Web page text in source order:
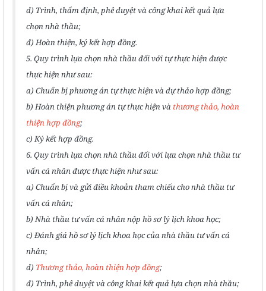
d) Trình, thẩm định, phê duyệt và công khai kết quả lựa
chọn nhà thầu;
đ) Hoàn thiện, ký kết hợp đồng.
5. Quy trình lựa chọn nhà thầu đối với tự thực hiện được
thực hiện như sau:
a) Chuẩn bị phương án tự thực hiện và dự thảo hợp đồng;
b) Hoàn thiện phương án tự thực hiện và thương thảo, hoàn
thiện hợp đồng;
c) Ký kết hợp đồng.
6. Quy trình lựa chọn nhà thầu đối với lựa chọn nhà thầu tư
vấn cá nhân được thực hiện như sau:
a) Chuẩn bị và gửi điều khoản tham chiếu cho nhà thầu tư
vấn cá nhân;
b) Nhà thầu tư vấn cá nhân nộp hồ sơ lý lịch khoa học;
c) Đánh giá hồ sơ lý lịch khoa học của nhà thầu tư vấn cá
nhân;
d) Thương thảo, hoàn thiện hợp đồng;
đ) Trình, phê duyệt và công khai kết quả lựa chọn nhà thầu;